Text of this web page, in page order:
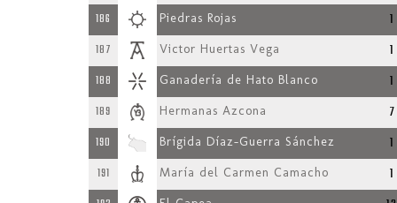
186 Piedras Rojas 1
187 Victor Huertas Vega 1
188 Ganadería de Hato Blanco 1
189 Hermanas Azcona 7
190 Brígida Díaz-Guerra Sánchez 1
191 María del Carmen Camacho 1